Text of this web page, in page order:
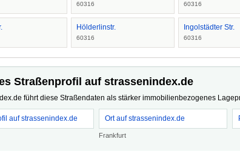
60316 60316
Hölderlinstr.
60316
Ingolstädter Str.
60316
Straßenprofil auf strassenindex.de
führt diese Straßendaten als stärker immobilienbezogenes
auf strassenindex.de Ort auf strassenindex.de
Frankfurt